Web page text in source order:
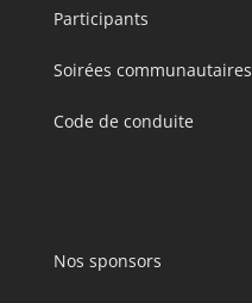
Participants
Soirées communautaires
Code de conduite
Nos sponsors